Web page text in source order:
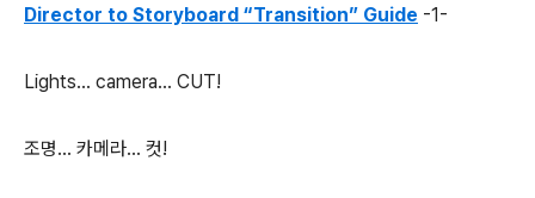
Director to Storyboard “Transition” Guide -1-
Lights… camera… CUT!
조명... 카메라... 컷!